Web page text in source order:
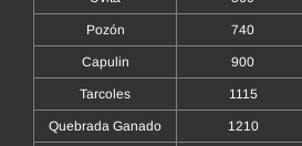
Pozón 740
Capulin 900
Tarcoles 1115
Quebrada Ganado 1210